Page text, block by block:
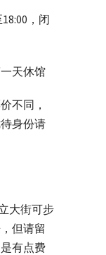
，闭
天休馆
不同，
身份请
大街可步
但请留
有点费